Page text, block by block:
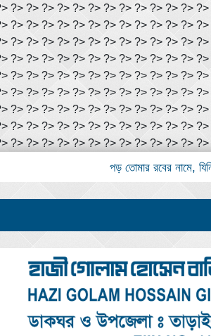
?> ?> ?> ?> ?> ?> ?> ?> ?> ?> ?> ?>
?> ?> ?> ?> ?> ?> ?> ?> ?> ?> ?> ?>
?> ?> ?> ?> ?> ?> ?> ?> ?> ?> ?> ?>
?> ?> ?> ?> ?> ?> ?> ?> ?> ?> ?> ?>
?> ?> ?> ?> ?> ?> ?> ?> ?> ?> ?> ?>
?> ?> ?> ?> ?> ?> ?> ?> ?> ?> ?> ?>
?> ?> ?> ?> ?> ?> ?> ?> ?> ?> ?> ?>
?> ?> ?> ?> ?> ?> ?> ?> ?> ?> ?> ?>
?> ?> ?> ?> ?> ?> ?> ?> ?> ?> ?> ?>
পড় তোমার রবের নামে,